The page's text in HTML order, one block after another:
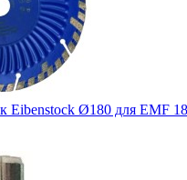
Eibenstock Ø180 для EMF